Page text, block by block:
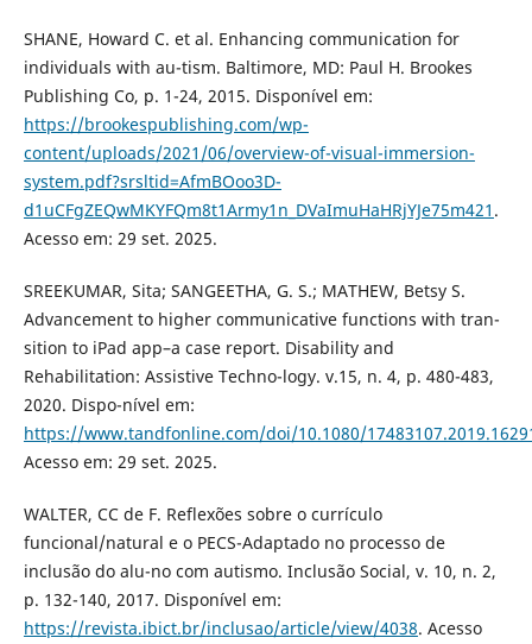
SHANE, Howard C. et al. Enhancing communication for
individuals with au-tism. Baltimore, MD: Paul H. Brookes
Publishing Co, p. 1-24, 2015. Disponível em:
https://brookespublishing.com/wp-
content/uploads/2021/06/overview-of-visual-immersion-
system.pdf?srsltid=AfmBOoo3D-
d1uCFgZEQwMKYFQm8t1Army1n_DVaImuHaHRjYJe75m421 .
Acesso em: 29 set. 2025.
SREEKUMAR, Sita; SANGEETHA, G. S.; MATHEW, Betsy S.
Advancement to higher communicative functions with tran-
sition to iPad app–a case report. Disability and
Rehabilitation: Assistive Techno-logy. v.15, n. 4, p. 480-483,
2020. Dispo-nível em:
https://www.tandfonline.com/doi/10.1080/
Acesso em: 29 set. 2025.
WALTER, CC de F. Reflexões sobre o currículo
funcional/natural e o PECS-Adaptado no processo de
inclusão do alu-no com autismo. Inclusão Social, v. 10, n. 2,
p. 132-140, 2017. Disponível em:
https://revista.ibict.br/inclusao/article/view/4038. Acesso